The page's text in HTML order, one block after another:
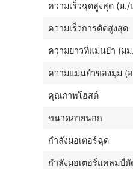
ความเร็วฉุดสูงสุด (ม./
ความเร็วการดัดสูงสุด
ความยาวที่แม่นยำ (มม
ความแม่นยำของมุม (
คุณภาพโฮสต์
ขนาดภายนอก
กำลังมอเตอร์ฉุด
กำลังมอเตอร์แคลมป์ดั